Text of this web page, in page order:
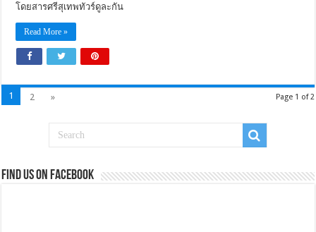
โดยสารศรีสุเทพทัวร์ดูละกัน
Read More »
Page 1 of 2
1 2 »
Find us on Facebook